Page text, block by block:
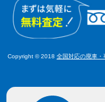
Copyright © 2018 全国対応の廃車